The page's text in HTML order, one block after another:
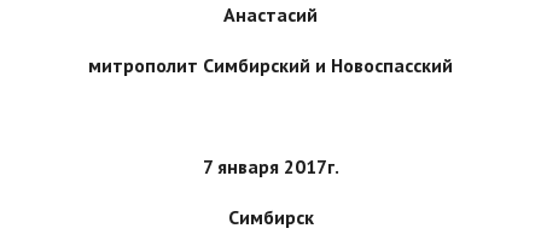
Анастасий
митрополит Симбирский и Новоспасский
7 января 2017г.
Симбирск